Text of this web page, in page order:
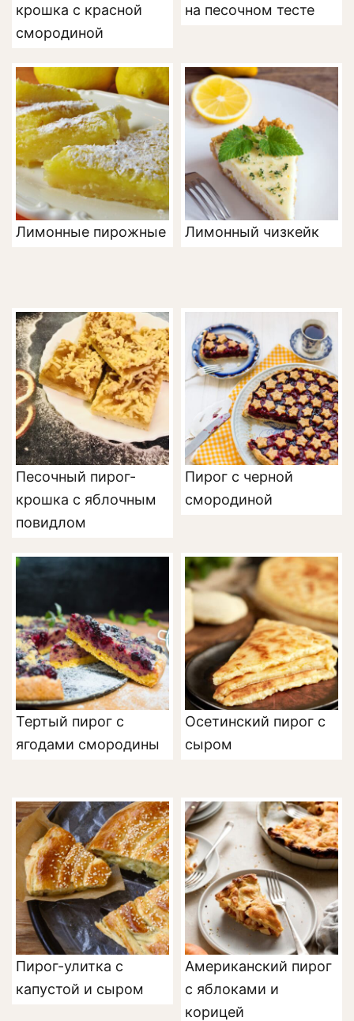
крошка с красной
смородиной
на песочном тесте
Лимонные пирожные Лимонный чизкейк
Песочный пирог-
крошка с яблочным
повидлом
Пирог с черной
смородиной
Тертый пирог с
ягодами смородины
Осетинский пирог с
сыром
Пирог-улитка с
капустой и сыром
Американский пирог
с яблоками и
корицей